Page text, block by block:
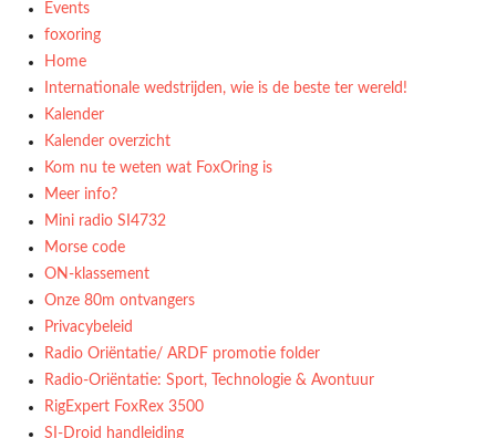
Events
foxoring
Home
Internationale wedstrijden, wie is de beste ter wereld!
Kalender
Kalender overzicht
Kom nu te weten wat FoxOring is
Meer info?
Mini radio SI4732
Morse code
ON-klassement
Onze 80m ontvangers
Privacybeleid
Radio Oriëntatie/ ARDF promotie folder
Radio‑Oriëntatie: Sport, Technologie & Avontuur
RigExpert FoxRex 3500
SI-Droid handleiding